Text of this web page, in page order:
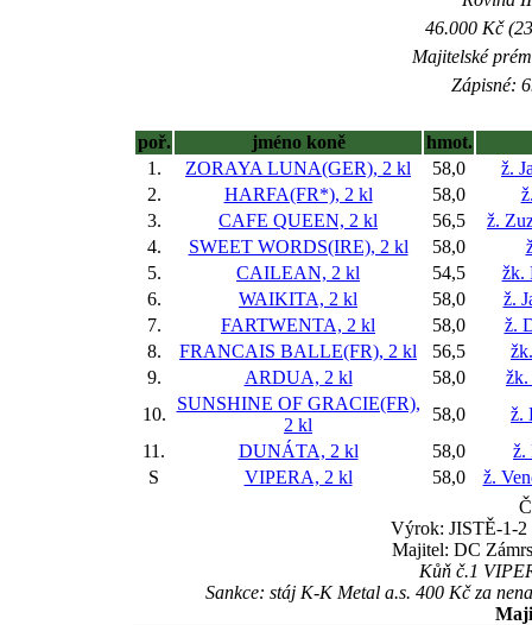
46.000 Kč
Majitelské
Zápisné:
poř. jméno koně
hmot.
1.
ZORAYA LUNA(GER), 2 kl 58,0
ž.
2.
HARFA(FR*), 2 kl 58,0
3.
CAFE QUEEN, 2 kl 56,5
ž.
4.
SWEET WORDS(IRE), 2 kl 58,0
5.
CAILEAN, 2 kl 54,5
žk.
6.
WAIKITA, 2 kl 58,0
ž.
7.
FARTWENTA, 2 kl 58,0
ž.
8.
FRANCAIS BALLE(FR), 2 kl 56,5
9.
ARDUA, 2 kl 58,0
žk.
10.
SUNSHINE OF GRACIE(FR),
2 kl
58,0
ž.
11.
DUNÁTA, 2 kl 58,0
ž.
S
VIPERA, 2 kl 58,0
ž.
Výrok: JISTĚ-1-2
Majitel: DC
Kůň č.1
Sankce: stáj K-K Metal a.s. 400 Kč za